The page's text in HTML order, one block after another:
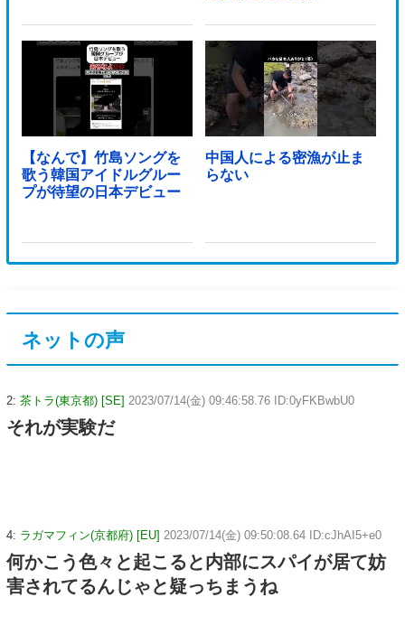
【なんで】竹島ソングを
歌う韓国アイドルグルー
プが待望の日本デビュー
中国人による密漁が止ま
らない
ネットの声
2: 茶トラ(東京都) [SE] 2023/07/14(金) 09:46:58.76 ID:0yFKBwbU0
それが実験だ
4: ラガマフィン(京都府) [EU] 2023/07/14(金) 09:50:08.64 ID:cJhAI5+e0
何かこう色々と起こると内部にスパイが居て妨
害されてるんじゃと疑っちまうね